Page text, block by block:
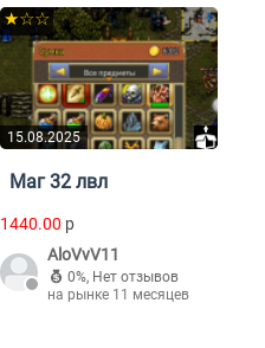
15.08.2025
★☆☆
Маг 32 лвл
1440.00 p
AloVvV11
0%, Нет отзывов
на рынке 11 месяцев